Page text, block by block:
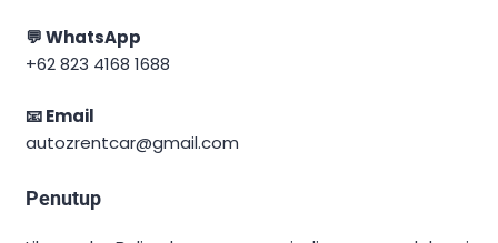
💬 WhatsApp
+62 823 4168 1688
📧 Email
autozrentcar@gmail.com
Penutup